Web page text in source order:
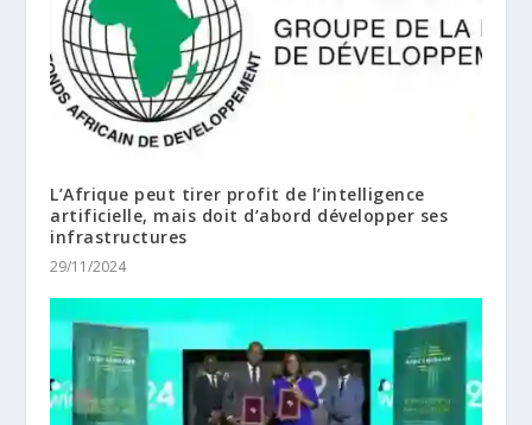
L’Afrique peut tirer profit de l’intelligence
artificielle, mais doit d’abord développer ses
infrastructures
29/11/2024